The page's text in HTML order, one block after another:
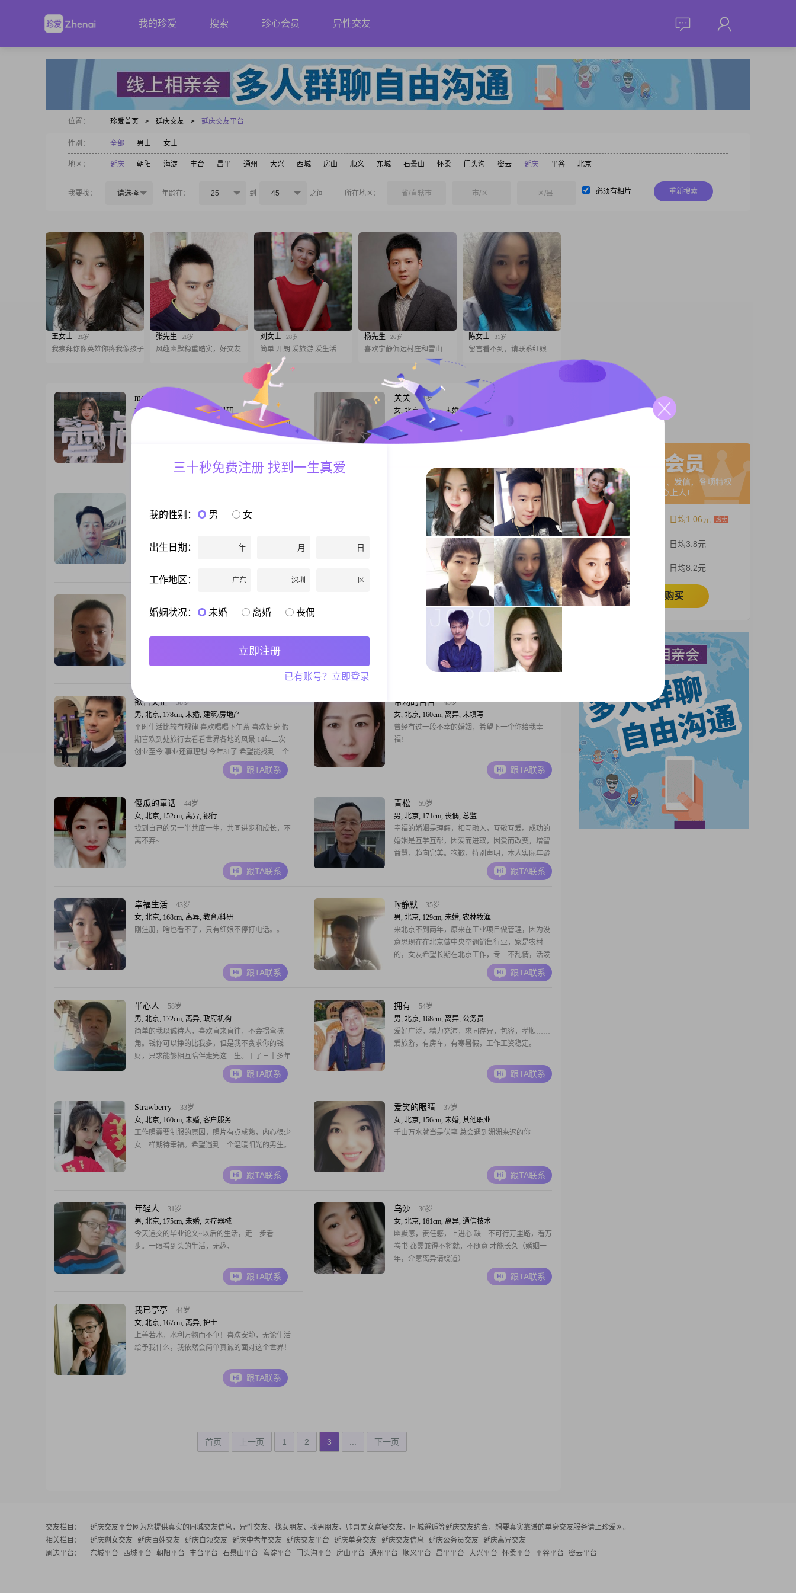
我的珍爱 搜索 珍心会员 异性交友
位置： 珍爱首页 > 延庆交友 > 延庆交友平台
性别： 全部 男士 女士
地区： 延庆 朝阳 海淀 丰台 昌平 通州 大兴 西城 房山 顺义 东城 石景山 怀柔 门头沟 密云 延庆 平谷 北京
我要找： 请选择 年龄在： 25 到 45 之间 所在地区： 省/直辖市 市/区 区/县 必须有相片 重新搜索
王女士 26岁
我崇拜你像英雄你疼我像孩子
张先生 28岁
风趣幽默稳重踏实，好交友
刘女士 28岁
简单 开朗 爱旅游 爱生活
杨先生 26岁
喜欢宁静偏远村庄和雪山
陈女士 31岁
留言看不到，请联系红娘
metoo
女, 北京, 162cm, 未婚, 教育/科研
再次声明我不是骗子，不要以貌取人！所有信息可
以查实！真实可信！简简单单大条的小女子！！本
适的另一半！可以随时进行工作调动！
跟TA联系
关关
31岁
女, 北京, 173cm, 未婚, 政府机构
我是一个活泼开朗，偶尔逗比的人??，喜欢稳定的
生活，目前就缺一个饭后陪我遛弯儿周六日一起窝
跟TA联系
男, 北京, 175cm, 丧偶, 生产/制造
36岁
女, 北京, 129cm, 未婚, 销售
条件：身高180—185之间，年龄26—30，一定北京
户口，职业:警察或者军人 最好军人，麻烦你先看
看自己符不符合我的标准，再跟我谈，可以吗？每
天好多条消息一点质量都没有！
跟TA联系
男, 北京, 170cm, 未婚, 未填写
个一直平平淡淡的男生，没有什么生活经历，以前
念书，现在工作，生活就是那样 平平淡淡的。
跟TA联系
男, 北京, 186cm, 离异, IT技术总监
工作地区三个月才能更改啊…… 一个不小心给错了
跟TA联系
欲言又止
38岁
男, 北京, 178cm, 未婚, 建筑/房地产
平时生活比较有规律 喜欢喝喝下午茶 喜欢健身 假
期喜欢到处旅行去看看世界各地的风景 14年二次
创业至今 事业还算理想 今年31了 希望能找到一个
三观相同 懂我和喜欢旅行的女生
跟TA联系
带刺的百合
43岁
女, 北京, 160cm, 离异, 未填写
曾经有过一段不幸的婚姻，希望下一个你给我幸
福!
跟TA联系
傻瓜的童话
44岁
女, 北京, 152cm, 离异, 银行
找到自己的另一半共度一生，共同进步和成长，不
离不弃~
跟TA联系
青松
59岁
男, 北京, 171cm, 丧偶, 总监
幸福的婚姻是理解，相互融入，互敬互爱。成功的
婚姻是互学互帮，因爱而进取，因爱而改变，增智
益慧，趋向完美。抱歉，特别声明，本人实际年龄
跟TA联系
幸福生活
43岁
女, 北京, 168cm, 离异, 教育/科研
刚注册，啥也看不了，只有红娘不停打电话。。
跟TA联系
Jy静默
35岁
男, 北京, 129cm, 未婚, 农林牧渔
来北京不到两年，原来在工业项目做管理，因为没
意思现在在北京做中央空调销售行业，家是农村
的，女友希望长期在北京工作，专一不乱情，活泼
跟TA联系
半心人
58岁
男, 北京, 172cm, 离异, 政府机构
简单的我以诚待人，喜欢直来直往，不会拐弯抹
角。钱你可以挣的比我多，但是我不贪求你的钱
财，只求能够相互陪伴走完这一生。干了三十多年
的行政工作，想换个环境，和自由的她一起打拼。
跟TA联系
拥有
54岁
男, 北京, 168cm, 离异, 公务员
爱好广泛，精力充沛，求同存异，包容，孝顺……
爱旅游，有房车，有寒暑假，工作工资稳定。
跟TA联系
Strawberry
33岁
女, 北京, 160cm, 未婚, 客户服务
工作照需要制服的原因，照片有点成熟，内心很少
女一样期待幸福。希望遇到一个温暖阳光的男生。
跟TA联系
爱笑的眼睛
37岁
女, 北京, 156cm, 未婚, 其他职业
千山万水就当是伏笔 总会遇到姗姗来迟的你
跟TA联系
年轻人
31岁
男, 北京, 175cm, 未婚, 医疗器械
今天递交的毕业论文~以后的生活，走一步看一
步。一眼看到头的生活，无趣、
跟TA联系
乌沙
36岁
女, 北京, 161cm, 离异, 通信技术
幽默感，责任感，上进心 缺一不可行万里路，看万
卷书 都需兼得不将就，不随意 才能长久（婚姻一
年，介意离异请绕道）
跟TA联系
我已亭亭
44岁
女, 北京, 167cm, 离异, 护士
上善若水，水利万物而不争！喜欢安静，无论生活
给予我什么，我依然会简单真诚的面对这个世界！
跟TA联系
首页 上一页 1 2 3 下一页
日均1.06元
日均3.8元
日均8.2元
立即购买
交友栏目： 延庆交友平台网 为您提供真实的同城交友信息，异性交友、找女朋友、找男朋友、帅哥美女富婆交友、同城邂逅等延庆交友约会，想要真实靠谱的单身交友服务请上珍爱网。
相关栏目：
延庆剩女交友 延庆百姓交友 延庆白领交友 延庆中老年交友 延庆交友平台 延庆单身交友 延庆交友信息 延庆公务员交友
延庆离异交友
周边平台：
东城平台 西城平台 朝阳平台 丰台平台 石景山平台 海淀平台 门头沟平台 房山平台 通州平台 顺义平台 昌平平台 大兴平台 怀柔平台 平谷平台 密云平台
三十秒免费注册 找到一生真爱
我的性别： 男 女
出生日期： 年 月 日
工作地区： 广东 深圳 区
婚姻状况： 未婚 离婚 丧偶
立即注册
已有账号？立即登录